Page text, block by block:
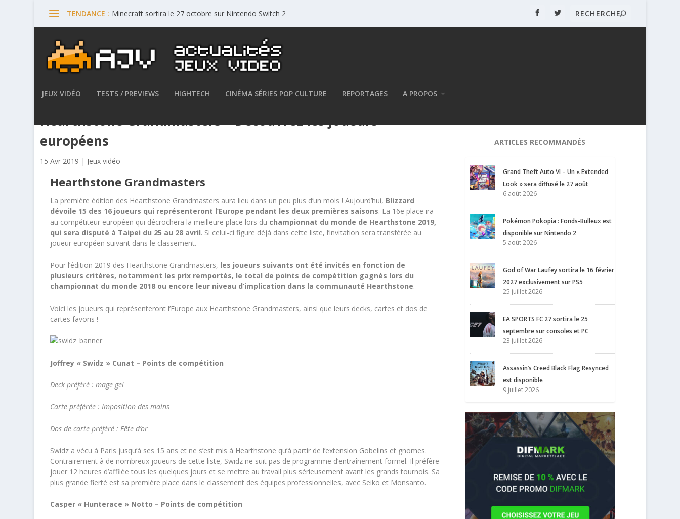
TENDANCE : Minecraft sortira le 27 octobre sur Nintendo Switch 2
JEUX VIDÉO TESTS / PREVIEWS HIGHTECH CINÉMA SÉRIES POP CULTURE REPORTAGES A PROPOS
Hearthstone Grandmasters – Découvrez les joueurs
européens
15 Avr 2019 | Jeux vidéo
Hearthstone Grandmasters
La première édition des Hearthstone Grandmasters aura lieu dans un peu plus d’un mois ! Aujourd’hui, Blizzard
dévoile 15 des 16 joueurs qui représenteront l’Europe pendant les deux premières saisons. La 16e place ira
au compétiteur européen qui décrochera la meilleure place lors du championnat du monde de Hearthstone 2019,
qui sera disputé à Taipei du 25 au 28 avril. Si celui-ci figure déjà dans cette liste, l’invitation sera transférée au
joueur européen suivant dans le classement.
Pour l’édition 2019 des Hearthstone Grandmasters, les joueurs suivants ont été invités en fonction de
plusieurs critères, notamment les prix remportés, le total de points de compétition gagnés lors du
championnat du monde 2018 ou encore leur niveau d’implication dans la communauté Hearthstone.
Voici les joueurs qui représenteront l’Europe aux Hearthstone Grandmasters, ainsi que leurs decks, cartes et dos de
cartes favoris !
Joffrey « Swidz » Cunat – Points de compétition
Deck préféré : mage gel
Carte préférée : Imposition des mains
Dos de carte préféré : Fête d’or
Swidz a vécu à Paris jusqu’à ses 15 ans et ne s’est mis à Hearthstone qu’à partir de l’extension Gobelins et gnomes.
Contrairement à de nombreux joueurs de cette liste, Swidz ne suit pas de programme d’entraînement formel. Il préfère
jouer 12 heures d’affilée tous les quelques jours et se mettre au travail plus sérieusement avant les grands tournois. Sa
plus grande fierté est sa première place dans le classement des équipes professionnelles, avec Seiko et Monsanto.
Casper « Hunterace » Notto – Points de compétition
ARTICLES RECOMMANDÉS
Grand Theft Auto VI – Un « Extended
Look » sera diffusé le 27 août
6 août 2026
Pokémon Pokopia : Fonds-Bulleux est
disponible sur Nintendo 2
5 août 2026
God of War Laufey sortira le 16 février
2027 exclusivement sur PS5
25 juillet 2026
EA SPORTS FC 27 sortira le 25
septembre sur consoles et PC
23 juillet 2026
Assassin’s Creed Black Flag Resynced
est disponible
9 juillet 2026